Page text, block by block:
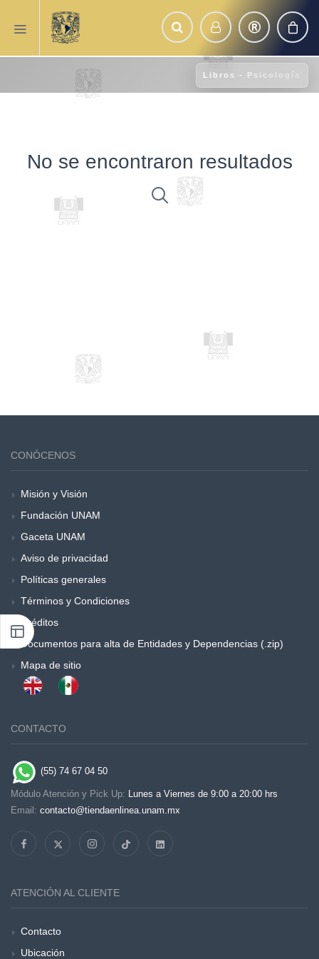
Libros - Psicología
No se encontraron resultados
CONÓCENOS
Misión y Visión
Fundación UNAM
Gaceta UNAM
Aviso de privacidad
Políticas generales
Términos y Condiciones
Créditos
Documentos para alta de Entidades y Dependencias (.zip)
Mapa de sitio
CONTACTO
(55) 74 67 04 50
Módulo Atención y Pick Up: Lunes a Viernes de 9:00 a 20:00 hrs
Email: contacto@tiendaenlinea.unam.mx
ATENCIÓN AL CLIENTE
Contacto
Ubicación